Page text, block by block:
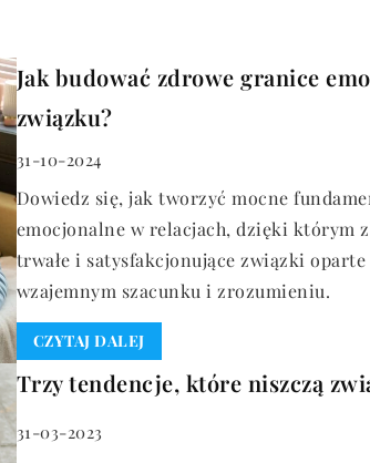
Jak budować zdrowe granice
związku?
31-10-2024
Dowiedz się, jak tworzyć mocne
emocjonalne w relacjach, dzięki którym
trwałe i satysfakcjonujące związki oparte
wzajemnym szacunku i zrozumieniu.
CZYTAJ DALEJ
Trzy tendencje, które niszczą
31-03-2023